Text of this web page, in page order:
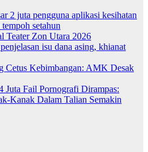
2 juta pengguna aplikasi kesihatan
setahun
Teater Zon Utara 2026
isu dana asing, khianat
Cetus Kebimbangan: AMK Desak
Juta Fail Pornografi Dirampas:
Kanak Dalam Talian Semakin